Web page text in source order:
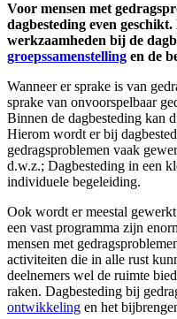
Voor mensen met
dagbesteding even
werkzaamheden bij de
groepssamenstelling en de
Wanneer er sprake is van
sprake van onvoorspelbaar
Binnen de dagbesteding kan
Hierom wordt er bij
gedragsproblemen vaak
d.w.z.; Dagbesteding in een
individuele begeleiding.
Ook wordt er meestal
een vast programma zijn
mensen met
activiteiten die in alle rust
deelnemers wel de ruimte
raken. Dagbesteding bij
ontwikkeling en het